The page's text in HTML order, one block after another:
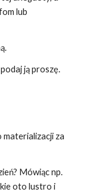
lub
ją proszę.
materializacji za
Mówiąc np.
oto lustro i